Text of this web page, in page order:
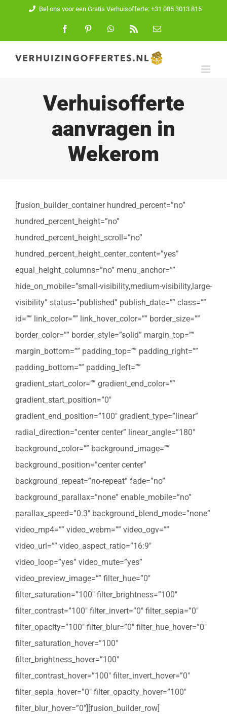
inhoud
Bel ons voor een Gratis Verhuisofferte: +31 085 3013 815
FacebookPinterest WhatsApp
E-
Verhuisofferte
aanvragen in
Wekerom
[fusion_builder_container hundred_percent=”no”
hundred_percent_height=”no”
hundred_percent_height_scroll=”no”
hundred_percent_height_center_content=”yes”
equal_height_columns=”no” menu_anchor=””
hide_on_mobile=”small-visibility,medium-visibility,large-
visibility” status=”published” publish_date=”” class=””
id=”” link_color=”” link_hover_color=”” border_size=””
border_color=”” border_style=”solid” margin_top=””
margin_bottom=”” padding_top=”” padding_right=””
padding_bottom=”” padding_left=””
gradient_start_color=”” gradient_end_color=””
gradient_start_position=”0″
gradient_end_position=”100″ gradient_type=”linear”
radial_direction=”center center” linear_angle=”180″
background_color=”” background_image=””
background_position=”center center”
background_repeat=”no-repeat” fade=”no”
background_parallax=”none” enable_mobile=”no”
parallax_speed=”0.3″ background_blend_mode=”none”
video_mp4=”” video_webm=”” video_ogv=””
video_url=”” video_aspect_ratio=”16:9″
video_loop=”yes” video_mute=”yes”
video_preview_image=”” filter_hue=”0″
filter_saturation=”100″ filter_brightness=”100″
filter_contrast=”100″ filter_invert=”0″ filter_sepia=”0″
filter_opacity=”100″ filter_blur=”0″ filter_hue_hover=”0″
filter_saturation_hover=”100″
filter_brightness_hover=”100″
filter_contrast_hover=”100″ filter_invert_hover=”0″
filter_sepia_hover=”0″ filter_opacity_hover=”100″
filter_blur_hover=”0″][fusion_builder_row]